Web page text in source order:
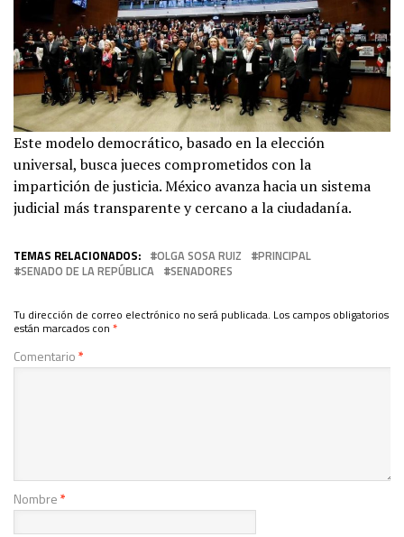
Este modelo democrático, basado en la elección
universal, busca jueces comprometidos con la
impartición de justicia. México avanza hacia un sistema
judicial más transparente y cercano a la ciudadanía.
TEMAS RELACIONADOS: OLGA SOSA RUIZ
PRINCIPAL
SENADO DE LA REPÚBLICA
SENADORES
Tu dirección de correo electrónico no será publicada. Los campos obligatorios
están marcados con *
Comentario*
Nombre*